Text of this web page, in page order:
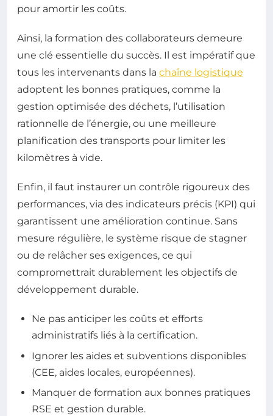
pour amortir les coûts.
Ainsi, la formation des collaborateurs demeure
une clé essentielle du succès. Il est impératif que
tous les intervenants dans la chaîne logistique
adoptent les bonnes pratiques, comme la
gestion optimisée des déchets, l’utilisation
rationnelle de l’énergie, ou une meilleure
planification des transports pour limiter les
kilomètres à vide.
Enfin, il faut instaurer un contrôle rigoureux des
performances, via des indicateurs précis (KPI) qui
garantissent une amélioration continue. Sans
mesure régulière, le système risque de stagner
ou de relâcher ses exigences, ce qui
compromettrait durablement les objectifs de
développement durable.
Ne pas anticiper les coûts et efforts
administratifs liés à la certification.
Ignorer les aides et subventions disponibles
(CEE, aides locales, européennes).
Manquer de formation aux bonnes pratiques
RSE et gestion durable.